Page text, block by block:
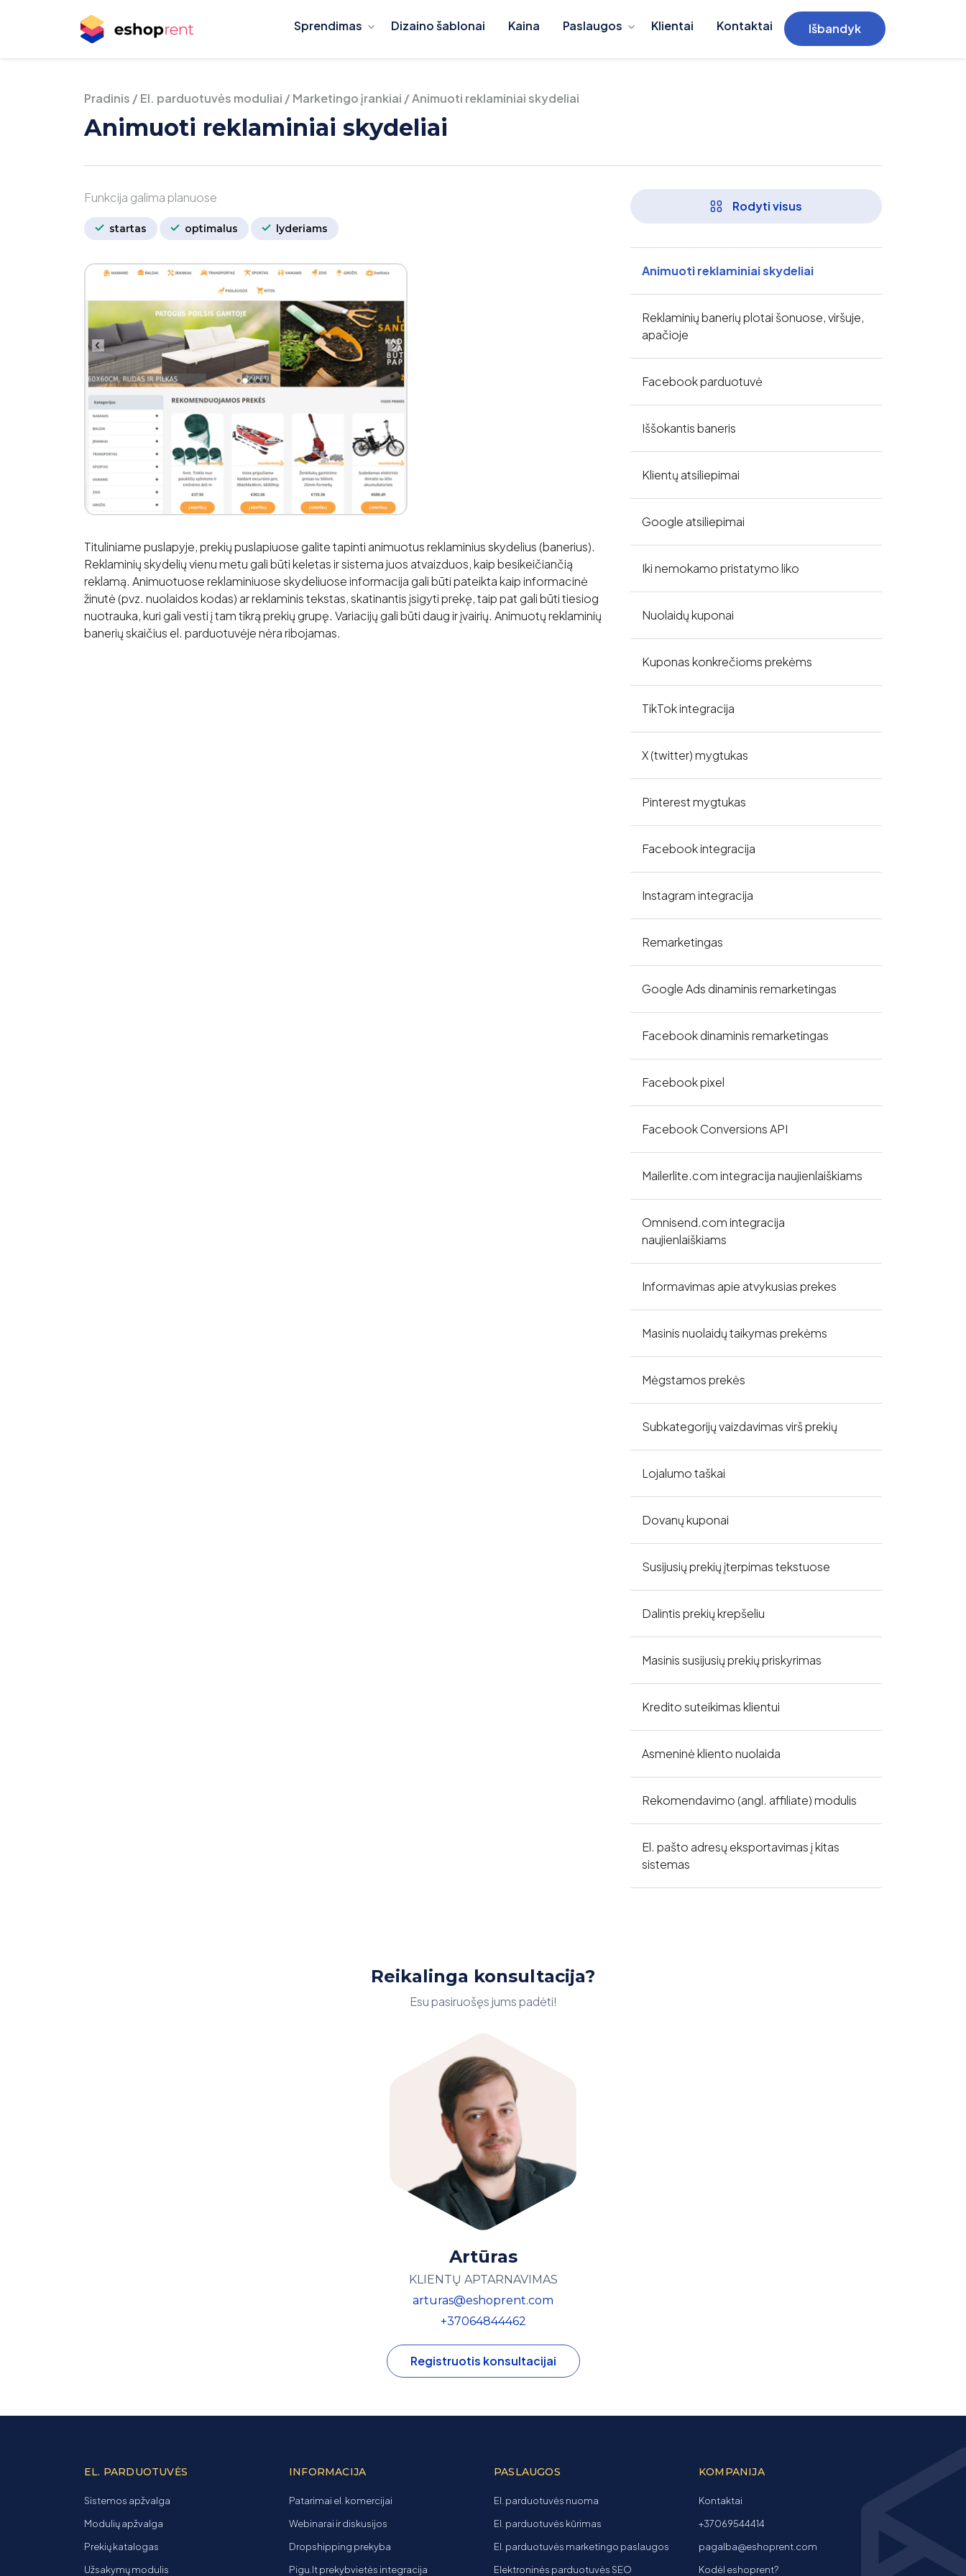
Sprendimas Dizaino šablonai Kaina Paslaugos Klientai Kontaktai Išbandyk
Pradinis /El. parduotuvės moduliai /Marketingo įrankiai /Animuoti reklaminiai skydeliai
Animuoti reklaminiai skydeliai
Funkcija galima planuose
startas optimalus lyderiams
Tituliniame puslapyje, prekių puslapiuose galite tapinti animuotus reklaminius skydelius (banerius).
Reklaminių skydelių vienu metu gali būti keletas ir sistema juos atvaizduos, kaip besikeičiančią
reklamą. Animuotuose reklaminiuose skydeliuose informacija gali būti pateikta kaip informacinė
žinutė (pvz. nuolaidos kodas) ar reklaminis tekstas, skatinantis įsigyti prekę, taip pat gali būti tiesiog
nuotrauka, kuri gali vesti į tam tikrą prekių grupę. Variacijų gali būti daug ir įvairių. Animuotų reklaminių
banerių skaičius el. parduotuvėje nėra ribojamas.
Rodyti visus
Animuoti reklaminiai skydeliai
Reklaminių banerių plotai šonuose, viršuje,
apačioje
Facebook parduotuvė
Iššokantis baneris
Klientų atsiliepimai
Google atsiliepimai
Iki nemokamo pristatymo liko
Nuolaidų kuponai
Kuponas konkrečioms prekėms
TikTok integracija
X (twitter) mygtukas
Pinterest mygtukas
Facebook integracija
Instagram integracija
Remarketingas
Google Ads dinaminis remarketingas
Facebook dinaminis remarketingas
Facebook pixel
Facebook Conversions API
Mailerlite.com integracija naujienlaiškiams
Omnisend.com integracija
naujienlaiškiams
Informavimas apie atvykusias prekes
Masinis nuolaidų taikymas prekėms
Mėgstamos prekės
Subkategorijų vaizdavimas virš prekių
Lojalumo taškai
Dovanų kuponai
Susijusių prekių įterpimas tekstuose
Dalintis prekių krepšeliu
Masinis susijusių prekių priskyrimas
Kredito suteikimas klientui
Asmeninė kliento nuolaida
Rekomendavimo (angl. affiliate) modulis
El. pašto adresų eksportavimas į kitas
sistemas
Reikalinga konsultacija?
Esu pasiruošęs jums padėti!
Artūras
KLIENTŲ APTARNAVIMAS
arturas@eshoprent.com
+37064844462
Registruotis konsultacijai
EL. PARDUOTUVĖS
Sistemos apžvalga
Modulių apžvalga
Prekių katalogas
Užsakymų modulis
INFORMACIJA
Patarimai el. komercijai
Webinarai ir diskusijos
Dropshipping prekyba
Pigu.lt prekybvietės integracija
PASLAUGOS
El. parduotuvės nuoma
El. parduotuvės kūrimas
El. parduotuvės marketingo paslaugos
Elektroninės parduotuvės SEO
KOMPANIJA
Kontaktai
+37069544414
pagalba@eshoprent.com
Kodėl eshoprent?